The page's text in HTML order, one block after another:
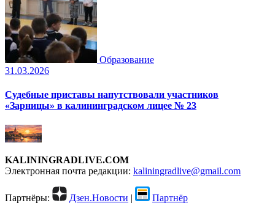
Образование
31.03.2026
Судебные приставы напутствовали участников
«Зарницы» в калининградском лицее № 23
KALININGRADLIVE.COM
Электронная почта редакции: kaliningradlive@gmail.com
Партнёры: Дзен.Новости | Партнёр